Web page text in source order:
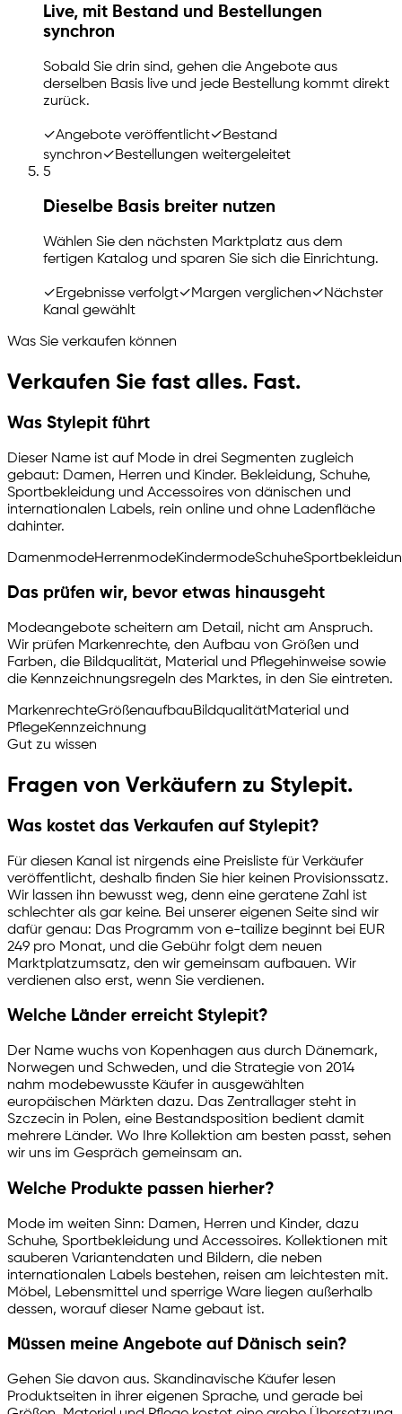
Live, mit Bestand und Bestellungen
synchron
Sobald Sie drin sind, gehen die Angebote aus
derselben Basis live und jede Bestellung kommt direkt
zurück.
✓Angebote veröffentlicht✓Bestand
synchron✓Bestellungen weitergeleitet
5
Dieselbe Basis breiter nutzen
Wählen Sie den nächsten Marktplatz aus dem
fertigen Katalog und sparen Sie sich die Einrichtung.
✓Ergebnisse verfolgt✓Margen verglichen✓Nächster
Kanal gewählt
Was Sie verkaufen können
Verkaufen Sie fast alles. Fast.
Was Stylepit führt
Dieser Name ist auf Mode in drei Segmenten zugleich
gebaut: Damen, Herren und Kinder. Bekleidung, Schuhe,
Sportbekleidung und Accessoires von dänischen und
internationalen Labels, rein online und ohne Ladenfläche
dahinter.
DamenmodeHerrenmodeKindermodeSchuhe
Das prüfen wir, bevor etwas hinausgeht
Modeangebote scheitern am Detail, nicht am Anspruch.
Wir prüfen Markenrechte, den Aufbau von Größen und
Farben, die Bildqualität, Material und Pflegehinweise sowie
die Kennzeichnungsregeln des Marktes, in den Sie eintreten.
MarkenrechteGrößenaufbauBildqualitätMaterial und
PflegeKennzeichnung
Gut zu wissen
Fragen von Verkäufern zu Stylepit.
Was kostet das Verkaufen auf Stylepit?
Für diesen Kanal ist nirgends eine Preisliste für Verkäufer
veröffentlicht, deshalb finden Sie hier keinen Provisionssatz.
Wir lassen ihn bewusst weg, denn eine geratene Zahl ist
schlechter als gar keine. Bei unserer eigenen Seite sind wir
dafür genau: Das Programm von e-tailize beginnt bei EUR
249 pro Monat, und die Gebühr folgt dem neuen
Marktplatzumsatz, den wir gemeinsam aufbauen. Wir
verdienen also erst, wenn Sie verdienen.
Welche Länder erreicht Stylepit?
Der Name wuchs von Kopenhagen aus durch Dänemark,
Norwegen und Schweden, und die Strategie von 2014
nahm modebewusste Käufer in ausgewählten
europäischen Märkten dazu. Das Zentrallager steht in
Szczecin in Polen, eine Bestandsposition bedient damit
mehrere Länder. Wo Ihre Kollektion am besten passt, sehen
wir uns im Gespräch gemeinsam an.
Welche Produkte passen hierher?
Mode im weiten Sinn: Damen, Herren und Kinder, dazu
Schuhe, Sportbekleidung und Accessoires. Kollektionen mit
sauberen Variantendaten und Bildern, die neben
internationalen Labels bestehen, reisen am leichtesten mit.
Möbel, Lebensmittel und sperrige Ware liegen außerhalb
dessen, worauf dieser Name gebaut ist.
Müssen meine Angebote auf Dänisch sein?
Gehen Sie davon aus. Skandinavische Käufer lesen
Produktseiten in ihrer eigenen Sprache, und gerade bei